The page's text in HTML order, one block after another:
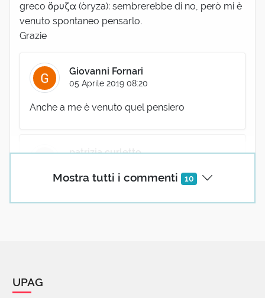
Mostra tutti i commenti 10
greco ὄρυζα (òryza): sembrerebbe di no, però mi è
venuto spontaneo pensarlo.
Grazie
Giovanni Fornari
05 Aprile 2019 08:20
Anche a me è venuto quel pensiero
patrizia curletto
Mi pare di capire che i greci utilizzassero come
cereali maggiormente l orzo rispetto al riso la
qualche confusione nelle denominazioni. Non
so se ho trattovuna conclusione corretta.
UPAG